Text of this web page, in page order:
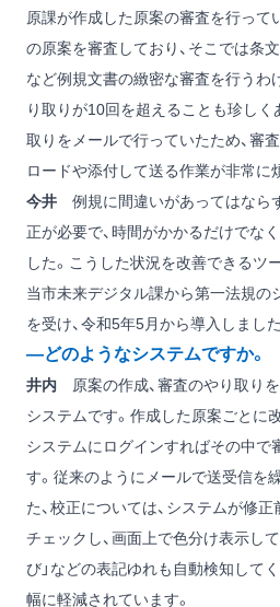
原課が作成した原案の審査を行って
の原案を審査しており、そこでは条
など例規文書の緻密な審査を行うわ
り取りが10回を超えることも珍しく
取りをメールで行っていたため、審
ロードや添付して送る作業が非常に
今井 例規に間違いがあってはなら
正が必要で、時間がかかるだけでな
した。こうした状況を改善できるツ
当市未来デジタル課から第一法規の
を受け、令和5年5月から導入しました
―どのようなシステムですか。
井内 原案の作成、審査のやり取り
システムです。作成した原案ごとに
システムにログインすればその中で
す。従来のようにメールで送受信を
た、校正については、システムが修
チェックし、画面上で色分け表示して
び」などの表記ゆれも自動検知して
幅に軽減されています。